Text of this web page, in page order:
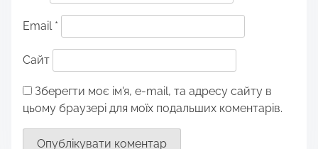
Email *
Сайт
Зберегти моє ім'я, e-mail, та адресу сайту в
цьому браузері для моїх подальших коментарів.